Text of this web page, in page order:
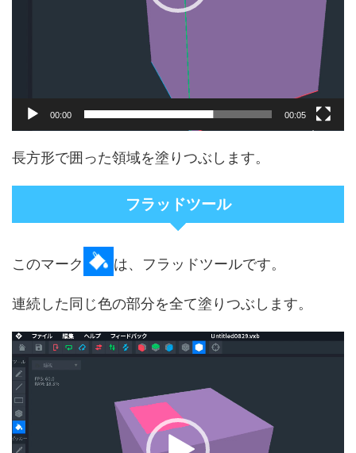
00:00 00:05
長方形で囲った領域を塗りつぶします。
フラッドツール
このマーク は、フラッドツールです。
連続した同じ色の部分を全て塗りつぶします。
動
画
プ
レ
ー
ヤ
ー